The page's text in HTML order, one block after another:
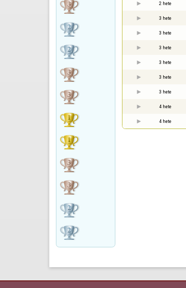
2 hete
3 hete
3 hete
3 hete
3 hete
3 hete
3 hete
4 hete
4 hete